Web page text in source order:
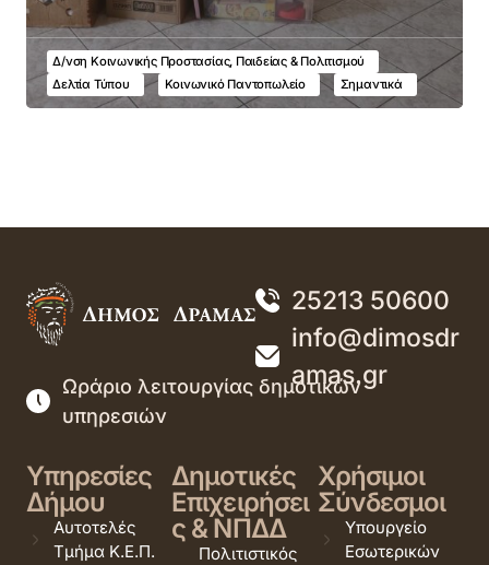
Δ/νση Κοινωνικής Προστασίας, Παιδείας & Πολιτισμού
Δελτία Τύπου
Κοινωνικό Παντοπωλείο Σημαντικά
25213 50600
info@dimosdr
amas.gr
Ωράριο λειτουργίας δημοτικών
υπηρεσιών
Υπηρεσίες
Δήμου
Αυτοτελές
Τμήμα Κ.Ε.Π.
Δημοτικές
Επιχειρήσει
ς & ΝΠΔΔ
Πολιτιστικός
Χρήσιμοι
Σύνδεσμοι
Υπουργείο
Εσωτερικών